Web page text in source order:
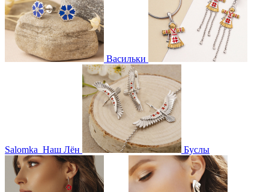
Васильки
Salomka Наш Лён Буслы